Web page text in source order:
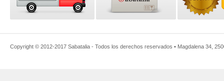
Copyright © 2012-2017 Sabatalia - Todos los derechos reservados • Magdalena 34